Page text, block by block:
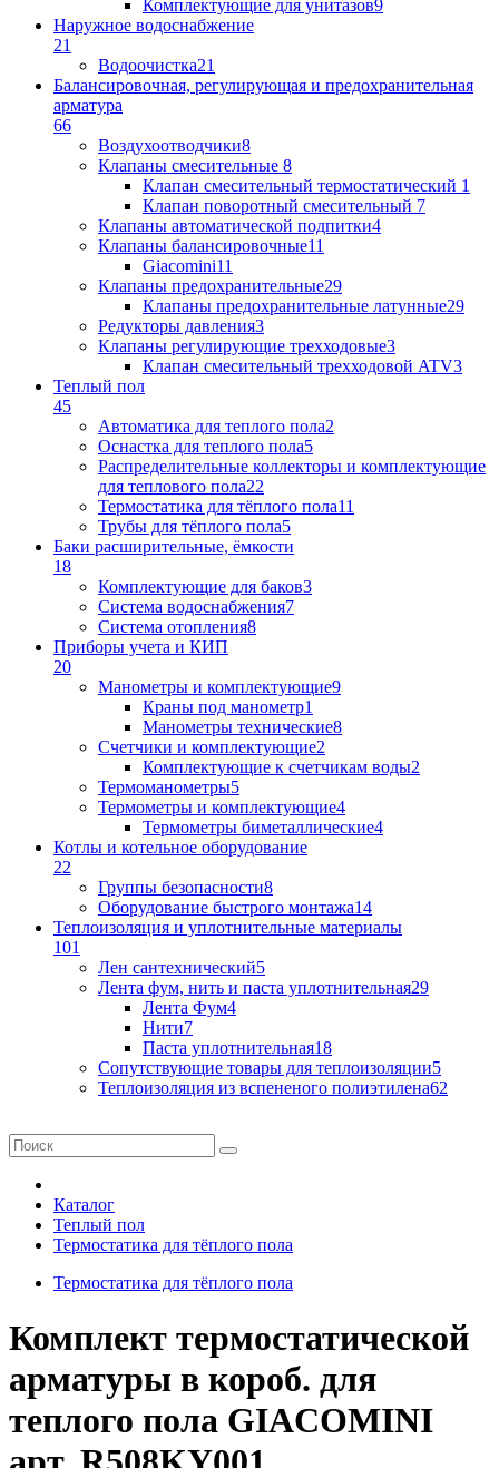
Комплектующие для унитазов9
Наружное водоснабжение
21
Водоочистка21
Балансировочная, регулирующая и предохранительная
арматура
66
Воздухоотводчики8
Клапаны cмесительные 8
Клапан cмесительный термостатический 1
Клапан поворотный cмесительный 7
Клапаны автоматической подпитки4
Клапаны балансировочные11
Giacomini11
Клапаны предохранительные29
Клапаны предохранительные латунные29
Редукторы давления3
Клапаны регулирующие трехходовые3
Клапан смесительный трехходовой ATV3
Теплый пол
45
Автоматика для теплого пола2
Оснастка для теплого пола5
Распределительные коллекторы и комплектующие
для теплового пола22
Термостатика для тёплого пола11
Трубы для тёплого пола5
Баки расширительные, ёмкости
18
Комплектующие для баков3
Система водоснабжения7
Система отопления8
Приборы учета и КИП
20
Манометры и комплектующие9
Краны под манометр1
Манометры технические8
Счетчики и комплектующие2
Комплектующие к счетчикам воды2
Термоманометры5
Термометры и комплектующие4
Термометры биметаллические4
Котлы и котельное оборудование
22
Группы безопасности8
Оборудование быстрого монтажа14
Теплоизоляция и уплотнительные материалы
101
Лен сантехнический5
Лента фум, нить и паста уплотнительная29
Лента Фум4
Нити7
Паста уплотнительная18
Сопутствующие товары для теплоизоляции5
Теплоизоляция из вспененого полиэтилена62
Каталог
Теплый пол
Термостатика для тёплого пола
Термостатика для тёплого пола
Комплект термостатической
арматуры в короб. для
теплого пола GIACOMINI